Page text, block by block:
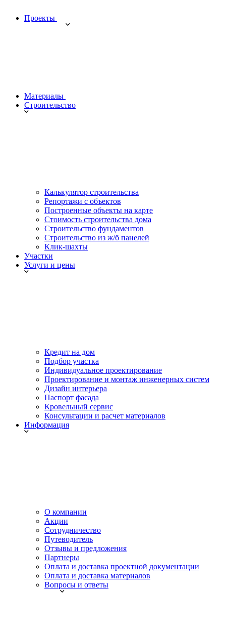
Проекты
Материалы
Строительство
Калькулятор строительства
Репортажи с объектов
Построенные объекты на карте
Стоимость строительства дома
Строительство фундаментов
Строительство из ж/б панелей
Клик-шахты
Участки
Услуги и цены
Кредит на дом
Подбор участка
Индивидуальное проектирование
Проектирование и монтаж инженерных систем
Дизайн интерьера
Паспорт фасада
Кровельный сервис
Консультации и расчет материалов
Информация
О компании
Акции
Сотрудничество
Путеводитель
Отзывы и предложения
Партнеры
Оплата и доставка проектной документации
Оплата и доставка материалов
Вопросы и ответы